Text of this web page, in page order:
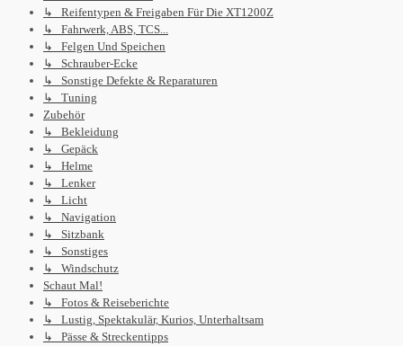
↳ Reifentypen & Freigaben Für Die XT1200Z
↳ Fahrwerk, ABS, TCS...
↳ Felgen Und Speichen
↳ Schrauber-Ecke
↳ Sonstige Defekte & Reparaturen
↳ Tuning
Zubehör
↳ Bekleidung
↳ Gepäck
↳ Helme
↳ Lenker
↳ Licht
↳ Navigation
↳ Sitzbank
↳ Sonstiges
↳ Windschutz
Schaut Mal!
↳ Fotos & Reiseberichte
↳ Lustig, Spektakulär, Kurios, Unterhaltsam
↳ Pässe & Streckentipps